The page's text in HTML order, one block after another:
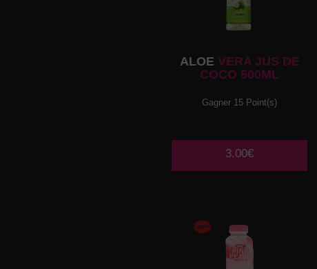
ALOE VERA JUS DE
COCO 500ML
Gagner 15 Point(s)
3.00€